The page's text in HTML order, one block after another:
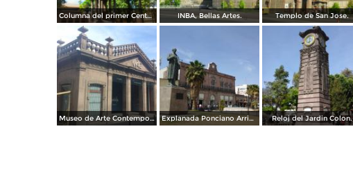
Columna del primer Centenario de Mexico. INBA, Bellas Artes. Templo de San Jose.
Museo de Arte Contemporaneo, Antigua oficina postal. Explanada Ponciano Arriaga, frente al mercado Hidalgo. Reloj del Jardin Colon.